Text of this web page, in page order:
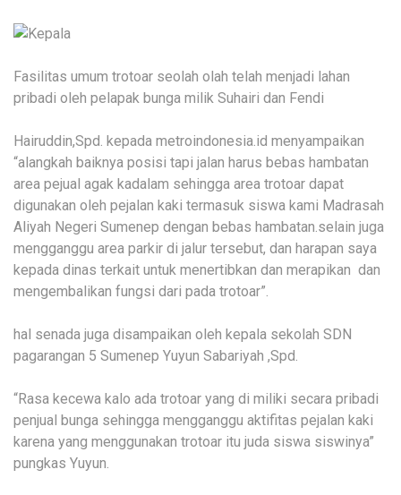
Fasilitas umum trotoar seolah olah telah menjadi lahan
pribadi oleh pelapak bunga milik Suhairi dan Fendi
Hairuddin,Spd. kepada metroindonesia.id menyampaikan
“alangkah baiknya posisi tapi jalan harus bebas hambatan
area pejual agak kadalam sehingga area trotoar dapat
digunakan oleh pejalan kaki termasuk siswa kami Madrasah
Aliyah Negeri Sumenep dengan bebas hambatan.selain juga
mengganggu area parkir di jalur tersebut, dan harapan saya
kepada dinas terkait untuk menertibkan dan merapikan dan
mengembalikan fungsi dari pada trotoar”.
hal senada juga disampaikan oleh kepala sekolah SDN
pagarangan 5 Sumenep Yuyun Sabariyah ,Spd.
“Rasa kecewa kalo ada trotoar yang di miliki secara pribadi
penjual bunga sehingga mengganggu aktifitas pejalan kaki
karena yang menggunakan trotoar itu juda siswa siswinya”
pungkas Yuyun.